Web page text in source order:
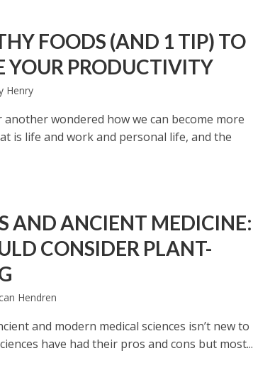
FOODS (AND 1 TIP) TO
YOUR PRODUCTIVITY
Henry
wondered how we can become more
is life and work and personal life, and the
AND ANCIENT MEDICINE:
CONSIDER PLANT-
Hendren
and modern medical sciences isn’t new to
have had their pros and cons but most...